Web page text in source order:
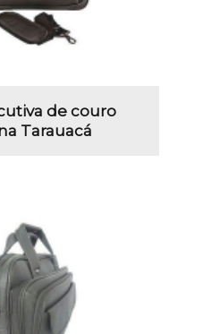
de couro
Tarauacá